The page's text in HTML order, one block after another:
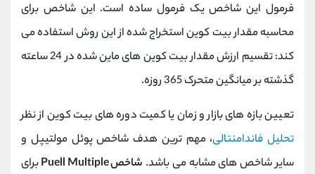
فرمول این شاخص یک فرمول ساده است. این شاخص برای
محاسبه مقدار بیت کوین استخراج شده از این روش استفاده می
کند: تقسیم ارزش مقدار بیت کوین های ماین شده در 24 ساعته
گذشته بر میانگین متحرک 365 روزه.
تعیین بازه های بازار و زمان یا کمیت دوره های بیت کوین از نظر
تحلیل فاندامنتالی، مهم ترین هدف شاخص پوئل مولتیپل و
سایر شاخص های مشابه می باشد. شاخص Puell Multiple
برای